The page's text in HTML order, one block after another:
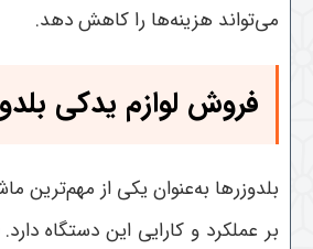
می‌تواند هزینه‌ها را کاهش دهد.
فروش لوازم یدکی
بلدوزرها به‌عنوان یکی از مهم‌ترین
بر عملکرد و کارایی این دستگاه